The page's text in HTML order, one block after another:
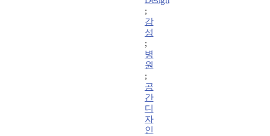
;
감
성
;
병
원
;
공
간
디
자
인